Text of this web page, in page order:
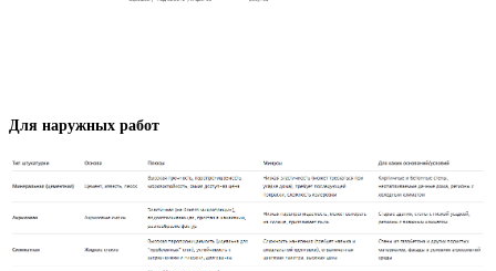
Для наружных работ